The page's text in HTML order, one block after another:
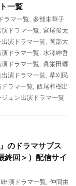
一覧
ラマ一覧
多部未華子
ドラマ一覧 宮尾俊太
演ドラマ一覧
岡部大
ドラマ一覧
水澤紳吾
ドラマ一覧
眞栄田郷
演ドラマ一覧 草刈民
ラマ一覧 飯尾和樹出
ュン出演ドラマ一覧
のドラマサブス
終回＞）配信サイ
演ドラマ一覧 仲間由